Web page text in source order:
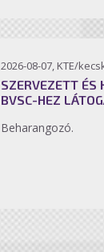
2026-08-07, KTE/
SZERVEZETT ÉS
BVSC-HEZ
Beharangozó.